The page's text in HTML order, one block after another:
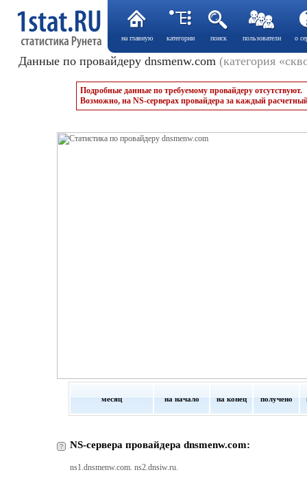
на главную категории поиск пользователи о
Данные по провайдеру dnsmenw.com (категория
Подробные данные по требуемому провайдеру отсутствуют.
Возможно, на NS-серверах провайдера за каждый
месяц на начало на конец получено
NS-сервера провайдера dnsmenw.com:
ns1.dnsmenw.com. ns2.dnsiw.ru.